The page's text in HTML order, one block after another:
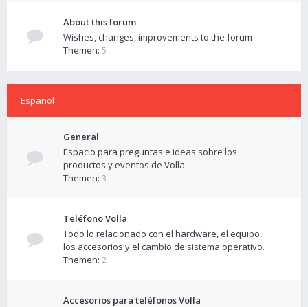
About this forum
Wishes, changes, improvements to the forum
Themen: 5
Español
General
Espacio para preguntas e ideas sobre los
productos y eventos de Volla.
Themen: 3
Teléfono Volla
Todo lo relacionado con el hardware, el equipo,
los accesorios y el cambio de sistema operativo.
Themen: 2
Accesorios para teléfonos Volla